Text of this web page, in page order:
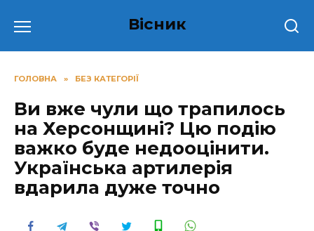
до
Вісник
ГОЛОВНА » БЕЗ КАТЕГОРІЇ
Ви вже чули що трапилось
на Херсонщині? Цю подію
важко буде недооцінити.
Українська артилерія
вдарила дуже точно